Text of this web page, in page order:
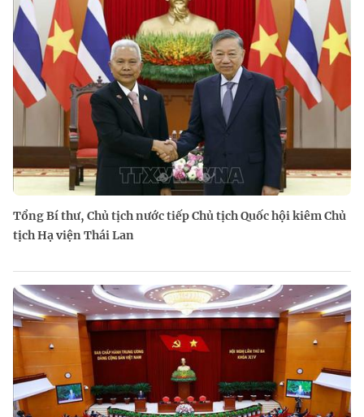
Tổng Bí thư, Chủ tịch nước tiếp Chủ tịch Quốc hội kiêm Chủ
tịch Hạ viện Thái Lan